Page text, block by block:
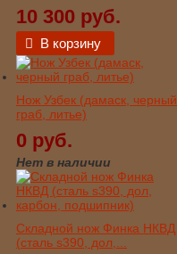
10 300 руб.
В корзину
Нож Узбек (дамаск, черный
граб, литье)
0 руб.
Нет в наличии
Складной нож Финка НКВД
(сталь s390, дол,...